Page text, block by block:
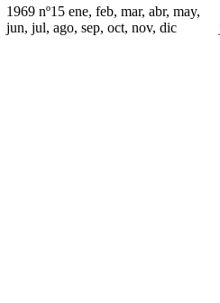
1969 nº15 ene, feb, mar, abr, may,
jun, jul, ago, sep, oct, nov, dic